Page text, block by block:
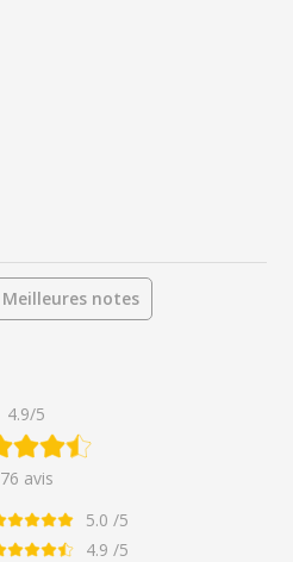
Meilleures notes
4.9/5
76 avis
5.0 /5
4.9 /5